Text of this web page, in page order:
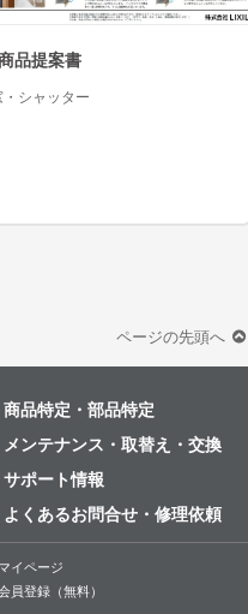
品提案書
・シャッター
ページの先頭へ
商品特定・部品特定
メンテナンス・取替え・交換
サポート情報
よくあるお問合せ・修理依頼
マイページ
員登録（無料）